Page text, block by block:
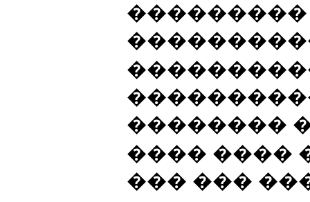
��������
���� ����
��� ���